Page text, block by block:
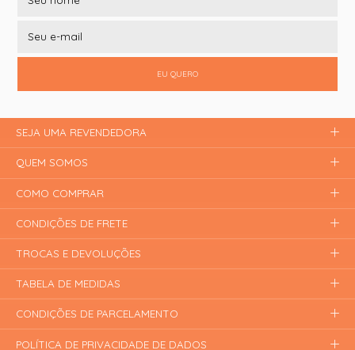
EU QUERO
SEJA UMA REVENDEDORA
QUEM SOMOS
COMO COMPRAR
CONDIÇÕES DE FRETE
TROCAS E DEVOLUÇÕES
TABELA DE MEDIDAS
CONDIÇÕES DE PARCELAMENTO
POLÍTICA DE PRIVACIDADE DE DADOS